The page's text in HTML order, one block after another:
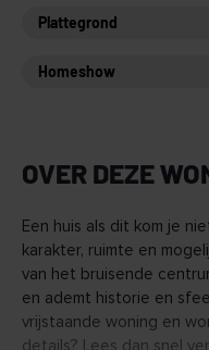
Plattegrond
Homeshow
OVER DEZE
Een huis als dit kom je
karakter, ruimte en
van het bruisende
en ademt historie en
vrijstaande woning en
details? Lees dan snel